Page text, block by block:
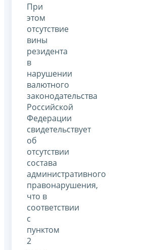
При
этом
отсутствие
вины
резидента
в
нарушении
валютного
законодательства
Российской
Федерации
свидетельствует
об
отсутствии
состава
административного
правонарушения,
что в
соответствии
с
пунктом
2